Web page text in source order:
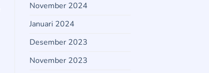
November 2024
Januari 2024
Desember 2023
November 2023